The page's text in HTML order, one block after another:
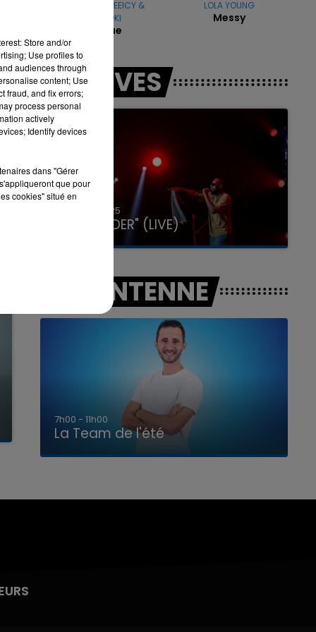
7h00 - 11h00
LA TEAM DE L'ÉTÉ
FARRUKO & GREEICY &
STEVE AOKI
Yapaque
LOLA YOUNG
Messy
LES LIVES
31 janvier 2025
GIMS "SPIDER" (LIVE)
A L'ANTENNE
7h00 - 11h00
La Team de l'été
Store and/or
Use profiles to
audiences through
content; Use
fraud, and fix errors;
process personal
actively
Identify devices
dans "Gérer
que pour
cookies" situé en